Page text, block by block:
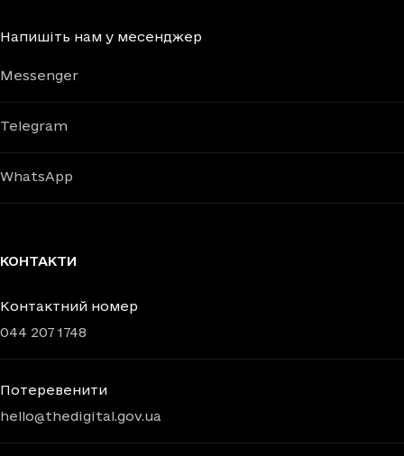
Напишіть нам у месенджер
Messenger
Telegram
WhatsApp
КОНТАКТИ
Контактний номер
044 207 1748
Потеревенити
hello@thedigital.gov.ua